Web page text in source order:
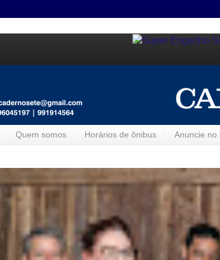
Quem somos Horários de ônibus Anuncie no